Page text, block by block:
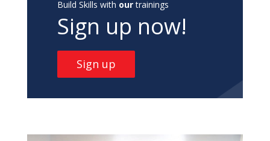
Build Skills with ourtrainings
Sign up now!
Sign up